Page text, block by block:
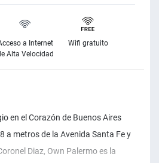
a Internet
Alta Velocidad
Wifi gratuito
en el Corazón de Buenos Aires
a metros de la Avenida Santa Fe y
Diaz, Own Palermo es la